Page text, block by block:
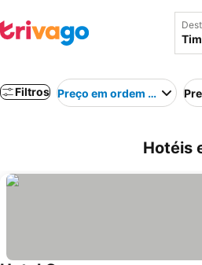
Filtros Preço em ordem crescente
Hotéis